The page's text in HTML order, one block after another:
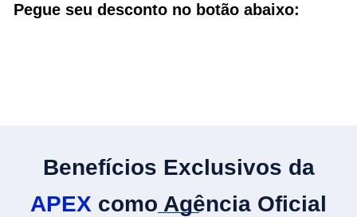
Pegue seu desconto no botão abaixo:
Benefícios Exclusivos da
APEX como Agência Oficial